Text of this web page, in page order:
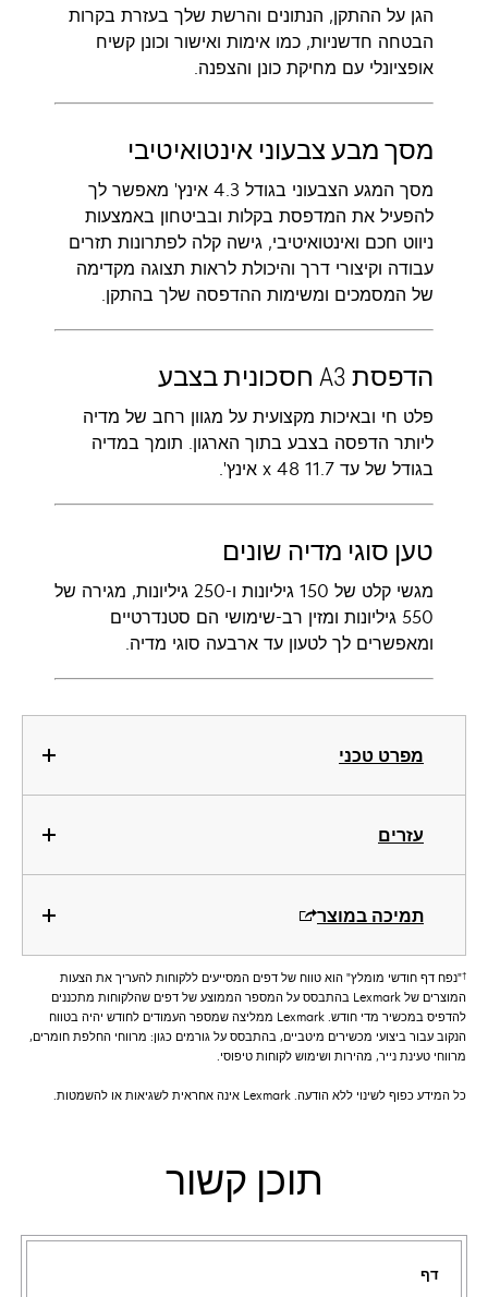
מפרט טכני
עזרים
תמיכה במוצר
הגן על ההתקן, הנתונים והרשת שלך בעזרת בקרות
הבטחה חדשניות, כמו אימות ואישור וכונן קשיח
אופציונלי עם מחיקת כונן והצפנה.
מסך מבע צבעוני אינטואיטיבי
מסך המגע הצבעוני בגודל 4.3 אינץ' מאפשר לך
להפעיל את המדפסת בקלות ובביטחון באמצעות
ניווט חכם ואינטואיטיבי, גישה קלה לפתרונות תזרים
עבודה וקיצורי דרך והיכולת לראות תצוגה מקדימה
של המסמכים ומשימות ההדפסה שלך בהתקן.
הדפסת A3 חסכונית בצבע
פלט חי ובאיכות מקצועית על מגוון רחב של מדיה
ליותר הדפסה בצבע בתוך הארגון. תומך במדיה
בגודל של עד 11.7 x 48 אינץ'.
טען סוגי מדיה שונים
מגשי קלט של 150 גיליונות ו-250 גיליונות, מגירה של
550 גיליונות ומזין רב-שימושי הם סטנדרטיים
ומאפשרים לך לטעון עד ארבעה סוגי מדיה.
†"נפח דף חודשי מומלץ" הוא טווח של דפים המסייעים ללקוחות להעריך את הצעות
המוצרים של Lexmark בהתבסס על המספר הממוצע של דפים שהלקוחות מתכננים
להדפיס במכשיר מדי חודש. Lexmark ממליצה שמספר העמודים לחודש יהיה בטווח
הנקוב עבור ביצועי מכשירים מיטביים, בהתבסס על גורמים כגון: מרווחי החלפת חומרים,
מרווחי טעינת נייר, מהירות ושימוש לקוחות טיפוסי.
כל המידע כפוף לשינוי ללא הודעה. Lexmark אינה אחראית לשגיאות או להשמטות.
תוכן קשור
דף